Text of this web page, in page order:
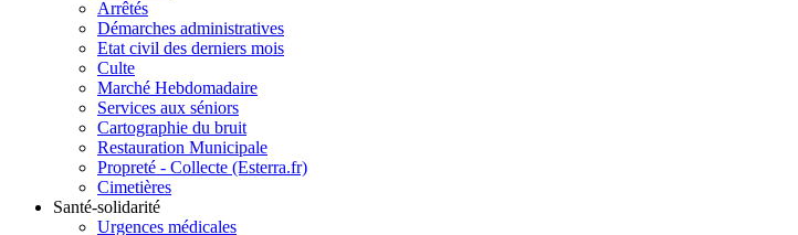
Arrêtés
Démarches administratives
Etat civil des derniers mois
Culte
Marché Hebdomadaire
Services aux séniors
Cartographie du bruit
Restauration Municipale
Propreté - Collecte (Esterra.fr)
Cimetières
Santé-solidarité
Urgences médicales